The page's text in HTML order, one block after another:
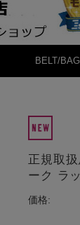
BELT/BAG
正規取
ーク ラ
価格: